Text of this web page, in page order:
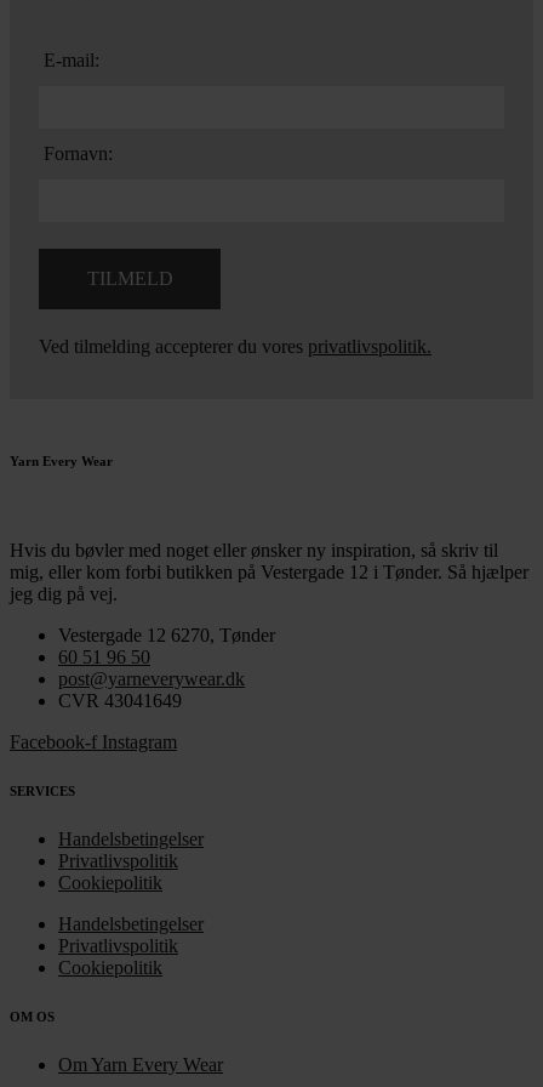
E-mail:
Fornavn:
Ved tilmelding accepterer du vores privatlivspolitik.
Yarn Every Wear
Hvis du bøvler med noget eller ønsker ny inspiration, så skriv til
mig, eller kom forbi butikken på Vestergade 12 i Tønder. Så hjælper
jeg dig på vej.
Vestergade 12 6270, Tønder
60 51 96 50
post@yarneverywear.dk
CVR 43041649
Facebook-f Instagram
SERVICES
Handelsbetingelser
Privatlivspolitik
Cookiepolitik
Handelsbetingelser
Privatlivspolitik
Cookiepolitik
OM OS
Om Yarn Every Wear